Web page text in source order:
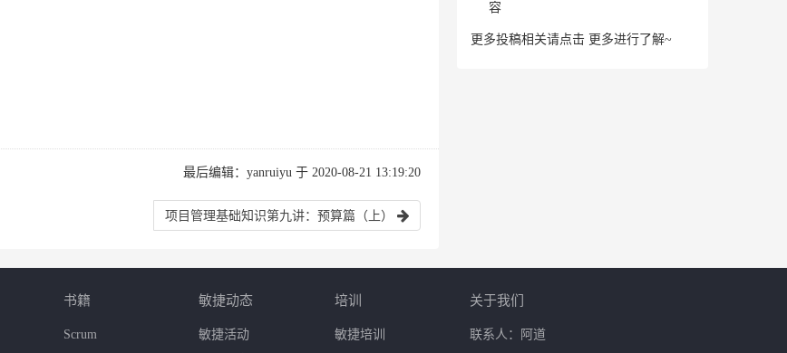
最后编辑：yanruiyu 于 2020-08-21 13:19:20
项目管理基础知识第九讲：预算篇（上）
容
更多投稿相关请点击 更多进行了解~
书籍
Scrum
敏捷动态
敏捷活动
培训
敏捷培训
关于我们
联系人：阿道